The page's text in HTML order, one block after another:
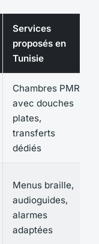
Services
proposés en
Tunisie
Chambres PMR
avec douches
plates,
transferts
dédiés
Menus braille,
audioguides,
alarmes
adaptées